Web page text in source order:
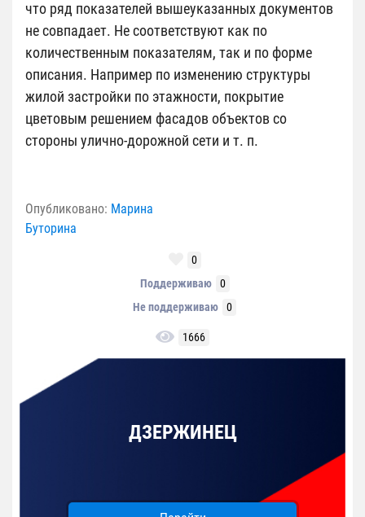
что ряд показателей вышеуказанных документов
не совпадает. Не соответствуют как по
количественным показателям, так и по форме
описания. Например по изменению структуры
жилой застройки по этажности, покрытие
цветовым решением фасадов объектов со
стороны улично-дорожной сети и т. п.
Опубликовано: Марина
Буторина
0
Поддерживаю
0
Не поддерживаю
0
1666
ДЗЕРЖИНЕЦ